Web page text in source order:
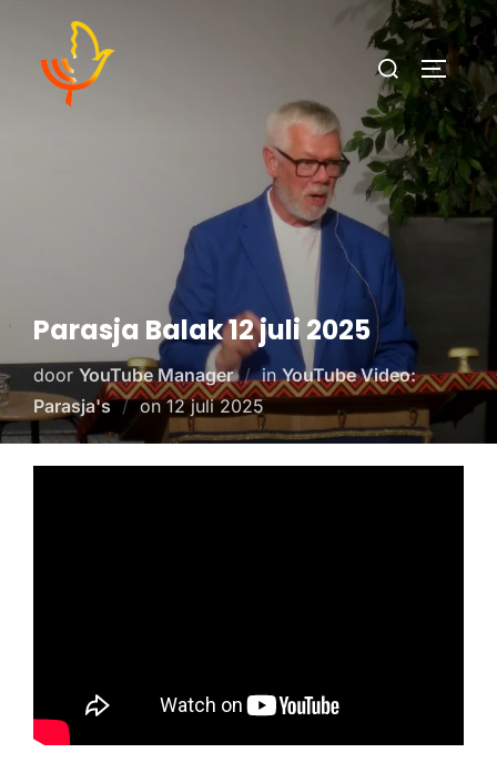
Parasja Balak 12 juli 2025
door YouTube Manager inYouTube Video:
Parasja's
on12 juli 2025